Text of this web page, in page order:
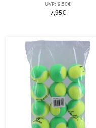
UVP: 9,50€
7,95€